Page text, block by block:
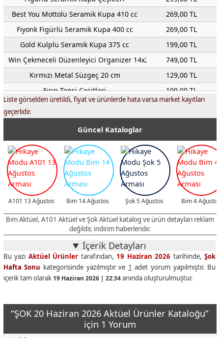
Best You Mottolu Seramik Kupa 410 cc
269,00 TL
Fiyonk Figürlü Seramik Kupa 400 cc
269,00 TL
Gold Kulplu Seramik Kupa 375 cc
199,00 TL
Win Çekmeceli Düzenleyici Organizer 14x26 cm
749,00 TL
Kırmızı Metal Süzgeç 20 cm
129,00 TL
Fırın Tepsi Çeşitleri
199,00 TL
12'li Muffin Kalıbı
249,00 TL
Kek Kalıbı Çeşitleri
299,00 TL
Desenli Cam Kesme ve Sunum Tahtası 20x30 cm
Kesim Panosu Seti 3'lü
149,00 TL
Gold Metal Sunum Tepsi Çeşitleri
50,00 TL
Sarkap Home Kavanoz Kapağı 10'lu
39,95 TL
Molped 2'li Avantaj Paketi Süper Gece 40'lı
179,00 TL
Vernel Max Konsantre Yumuşatıcı 1440 ml
119,00 TL
Torku Tam Buğdaylı 3'lü + Tam Yulaflı Bisküvi 3'lü Paket
Peros Sıvı Bakım Çamaşır Deterjanı 4 L
Tat Sıkı Dostlar Ketçap 390 g + Mayonez 345 g
100,00 TL
Altınyıldız Erkek Polo Yaka T-Shirt Comfort Fit
499,00 TL
Altınyıldız Erkek Cüzdan
399,00 TL
Altınyıldız Erkek Kemer
249,00 TL
Erkek Şortlu Takım
449,00 TL
Liste görselden üretildi, fiyat ve ürünlerde hata varsa market kayıtları
geçerlidir.
Güncel Kataloglar
A101 13 Ağustos Bim 14 Ağustos Şok 5 Ağustos Bim 4 Ağustos
Bim Aktüel, A101 Aktüel ve Şok Aktüel katalog ve ürün detayları reklam
değildir, indirim haberleridir.
İçerik Detayları
Bu yazı Aktüel Ürünler tarafından, 19 Haziran 2026 tarihinde,Şok
Hafta Sonu kategorisinde yazılmıştır ve 1 adet yorum yapılmıştır. Bu
içerik tam olarak 19 Haziran 2026 | 22:34anında oluşturulmuştur.
“ŞOK 20 Haziran 2026 Aktüel Ürünler Kataloğu”
için 1 Yorum